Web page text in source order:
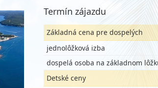
Termín zájazdu
Základná cena pre dospelých
jednolôžková izba
dospelá osoba na základnom
Detské ceny